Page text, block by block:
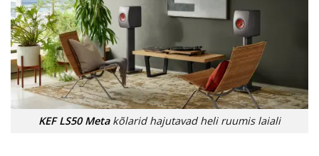
KEF LS50 Metakõlarid hajutavad heli ruumis laiali